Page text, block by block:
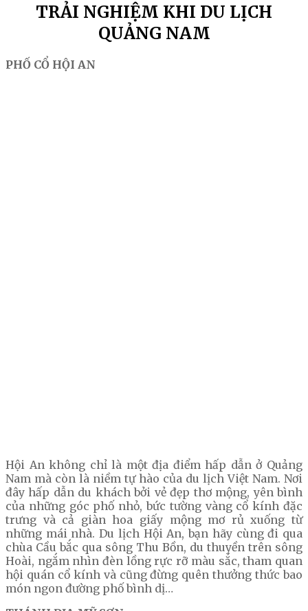
TRẢI NGHIỆM KHI DU LỊCH
QUẢNG NAM
PHỐ CỔ HỘI AN
Hội An không chỉ là một địa điểm hấp dẫn ở Quảng
Nam mà còn là niềm tự hào của du lịch Việt Nam. Nơi
đây hấp dẫn du khách bởi vẻ đẹp thơ mộng, yên bình
của những góc phố nhỏ, bức tường vàng cổ kính đặc
trưng và cả giàn hoa giấy mộng mơ rủ xuống từ
những mái nhà. Du lịch Hội An, bạn hãy cùng đi qua
chùa Cầu bắc qua sông Thu Bồn, du thuyền trên sông
Hoài, ngắm nhìn đèn lồng rực rỡ màu sắc, tham quan
hội quán cổ kính và cũng đừng quên thưởng thức bao
món ngon đường phố bình dị…